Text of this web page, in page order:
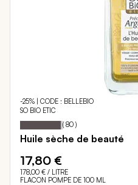
-25% | CODE : BELLEBIO
SO BIO ETIC
Notation: 96
% of
( 80 )
Huile sèche de beauté
17,80 €
178,00 € / LITRE
FLACON POMPE DE 100 ML